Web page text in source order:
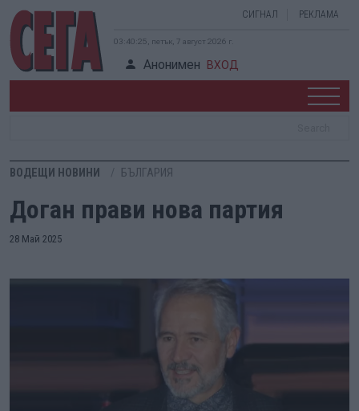
СИГНАЛ РЕКЛАМА
03:40:25, петък, 7 август 2026 г.
Анонимен ВХОД
ВОДЕЩИ НОВИНИ БЪЛГАРИЯ
Доган прави нова партия
28 Май 2025